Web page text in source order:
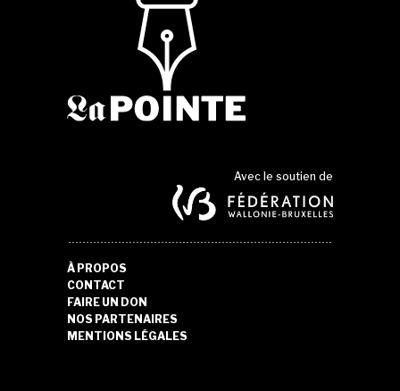
Avec le soutien de
À PROPOS
CONTACT
FAIRE UN DON
NOS PARTENAIRES
MENTIONS LÉGALES